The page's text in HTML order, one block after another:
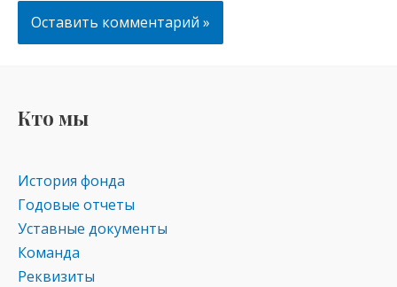
Кто мы
История фонда
Годовые отчеты
Уставные документы
Команда
Реквизиты